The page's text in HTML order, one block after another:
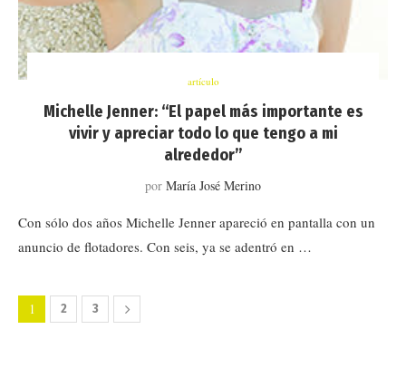
artículo
Michelle Jenner: “El papel más importante es
vivir y apreciar todo lo que tengo a mi
alrededor”
por María José Merino
Con sólo dos años Michelle Jenner apareció en pantalla con un
anuncio de flotadores. Con seis, ya se adentró en …
1 2 3